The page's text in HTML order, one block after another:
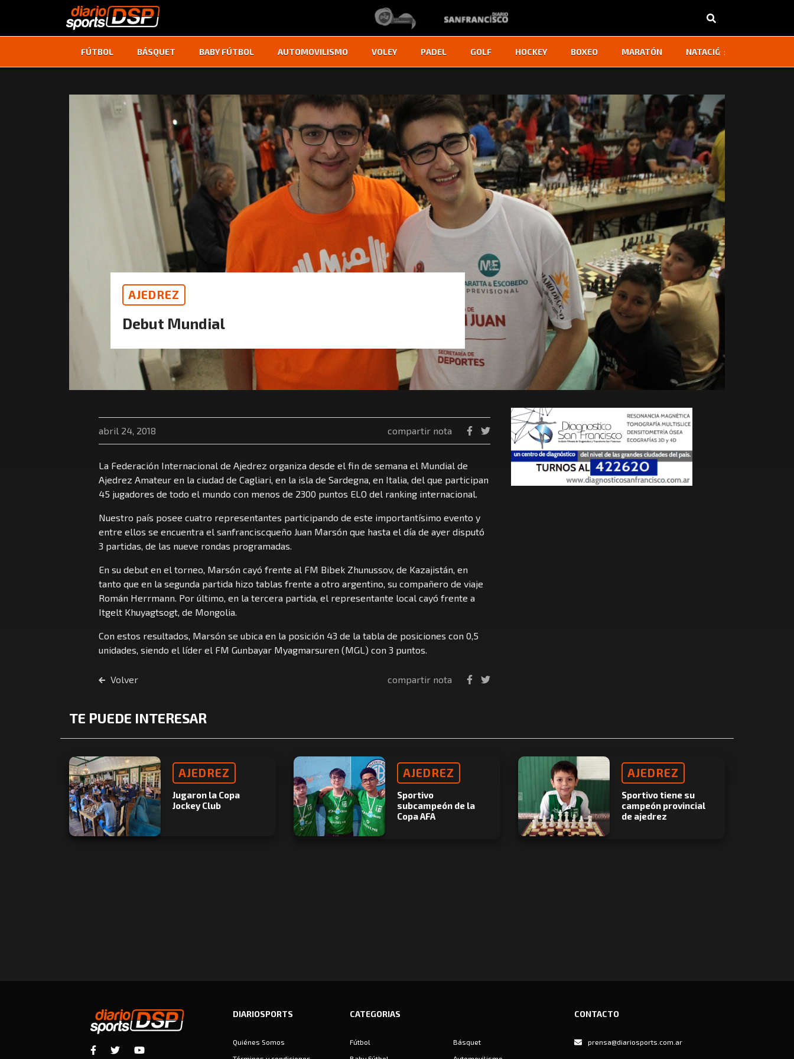
FÚTBOL BÁSQUET BABY FÚTBOL AUTOMOVILISMO VOLEY PADEL GOLF HOCKEY BOXEO MARATÓN NATACIÓN
‹ ›
AJEDREZ
Debut Mundial
abril 24, 2018 compartir nota
La Federación Internacional de Ajedrez organiza desde el fin de semana el Mundial de
Ajedrez Amateur en la ciudad de Cagliari, en la isla de Sardegna, en Italia, del que participan
45 jugadores de todo el mundo con menos de 2300 puntos ELO del ranking internacional.
Nuestro país posee cuatro representantes participando de este importantísimo evento y
entre ellos se encuentra el sanfranciscqueño Juan Marsón que hasta el día de ayer disputó
3 partidas, de las nueve rondas programadas.
En su debut en el torneo, Marsón cayó frente al FM Bibek Zhunussov, de Kazajistán, en
tanto que en la segunda partida hizo tablas frente a otro argentino, su compañero de viaje
Román Herrmann. Por último, en la tercera partida, el representante local cayó frente a
Itgelt Khuyagtsogt, de Mongolia.
Con estos resultados, Marsón se ubica en la posición 43 de la tabla de posiciones con 0,5
unidades, siendo el líder el FM Gunbayar Myagmarsuren (MGL) con 3 puntos.
Volver compartir nota
TE PUEDE INTERESAR
AJEDREZ
Jugaron la Copa
Jockey Club
AJEDREZ
Sportivo
subcampeón de la
Copa AFA
AJEDREZ
Sportivo tiene su
campeón provincial
de ajedrez
DIARIOSPORTS
Quiénes Somos
CATEGORIAS
Fútbol
Básquet
CONTACTO
prensa@diariosports.com.ar